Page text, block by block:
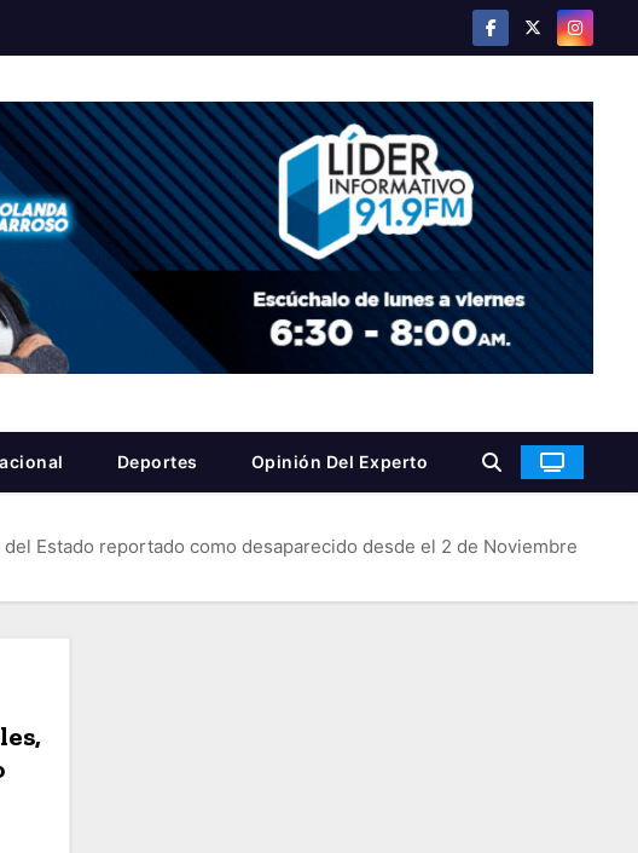
Deportes Opinión Del Experto
Estado reportado como desaparecido desde el 2 de Noviembre